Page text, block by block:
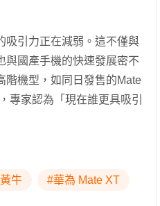
吸引力正在減弱。這不僅與
與國產手機的快速發展密不
階機型，如同日發售的Mate
專家認為「現在誰更具吸引
牛 #華為 Mate XT